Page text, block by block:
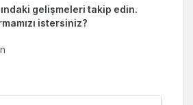
gelişmeleri takip edin.
istersiniz?